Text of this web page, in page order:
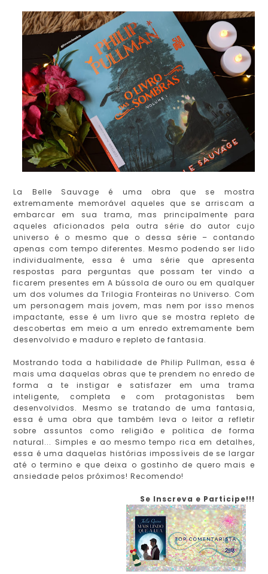
La Belle Sauvage é uma obra que se mostra
extremamente memorável aqueles que se arriscam a
embarcar em sua trama, mas principalmente para
aqueles aficionados pela outra série do autor cujo
universo é o mesmo que o dessa série – contando
apenas com tempo diferentes. Mesmo podendo ser lido
individualmente, essa é uma série que apresenta
respostas para perguntas que possam ter vindo a
ficarem presentes em A bússola de ouro ou em qualquer
um dos volumes da Trilogia Fronteiras no Universo. Com
um personagem mais jovem, mas nem por isso menos
impactante, esse é um livro que se mostra repleto de
descobertas em meio a um enredo extremamente bem
desenvolvido e maduro e repleto de fantasia.
Mostrando toda a habilidade de Philip Pullman, essa é
mais uma daquelas obras que te prendem no enredo de
forma a te instigar e satisfazer em uma trama
inteligente, completa e com protagonistas bem
desenvolvidos. Mesmo se tratando de uma fantasia,
essa é uma obra que também leva o leitor a refletir
sobre assuntos como religião e politica de forma
natural... Simples e ao mesmo tempo rica em detalhes,
essa é uma daquelas histórias impossíveis de se largar
até o termino e que deixa o gostinho de quero mais e
ansiedade pelos próximos! Recomendo!
Se Inscreva e Participe!!!